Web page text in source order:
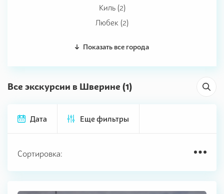
Киль (2)
Любек (2)
Показать все города
Все экскурсии в Шверине (1)
Дата Еще фильтры
Сортировка: